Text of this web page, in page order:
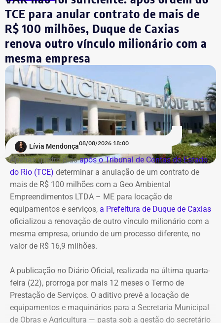
TCE para anular contrato de mais de
R$ 100 milhões, Duque de Caxias
renova outro vínculo milionário com a
mesma empresa
Lívia Mendonça08/08/2026 18:00
Apenas quatro diasapós o Tribunal de Contas do Estado
do Rio (TCE) determinar a anulação de um contrato de
mais de R$ 100 milhões com a Geo Ambiental
Empreendimentos LTDA – ME para locação de
equipamentos e serviços, a Prefeitura de Duque de Caxias
oficializou a renovação de outro vínculo milionário com a
mesma empresa, oriundo de um processo diferente, no
valor de R$ 16,9 milhões.
A publicação no Diário Oficial, realizada na última quarta-
feira (22), prorroga por mais 12 meses o Termo de
Prestação de Serviços. O aditivo prevê a locação de
equipamentos e maquinários para a Secretaria Municipal
de Obras e Agricultura — pasta sob a gestão do secretário